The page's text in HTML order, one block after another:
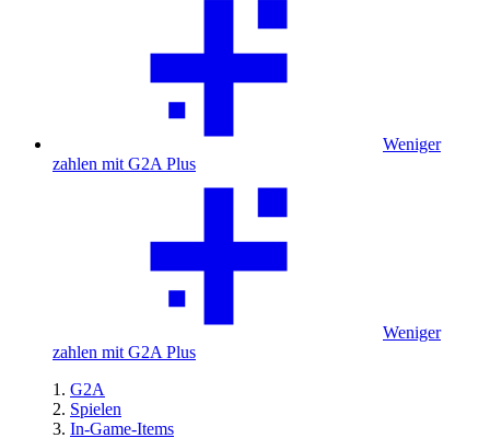
Weniger
zahlen mit G2A Plus
Weniger
zahlen mit G2A Plus
G2A
Spielen
In-Game-Items